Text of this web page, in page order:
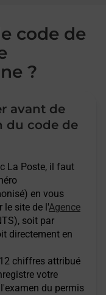
code de
?
avant de
du code de
La Poste, il faut
en vous
le site de l'Agence
soit par
directement en
chiffres attribué
votre
du permis